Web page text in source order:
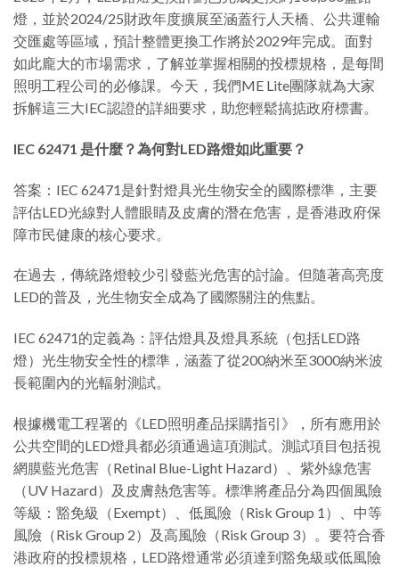
燈，並於2024/25財政年度擴展至涵蓋行人天橋、公共運輸
交匯處等區域，預計整體更換工作將於2029年完成。面對
如此龐大的市場需求，了解並掌握相關的投標規格，是每間
照明工程公司的必修課。今天，我們ME Lite團隊就為大家
拆解這三大IEC認證的詳細要求，助您輕鬆搞掂政府標書。
IEC 62471 是什麼？為何對LED路燈如此重要？
答案：IEC 62471是針對燈具光生物安全的國際標準，主要
評估LED光線對人體眼睛及皮膚的潛在危害，是香港政府保
障市民健康的核心要求。
在過去，傳統路燈較少引發藍光危害的討論。但隨著高亮度
LED的普及，光生物安全成為了國際關注的焦點。
IEC 62471的定義為：評估燈具及燈具系統（包括LED路
燈）光生物安全性的標準，涵蓋了從200納米至3000納米波
長範圍內的光輻射測試。
根據機電工程署的《LED照明產品採購指引》，所有應用於
公共空間的LED燈具都必須通過這項測試。測試項目包括視
網膜藍光危害（Retinal Blue-Light Hazard）、紫外線危害
（UV Hazard）及皮膚熱危害等。標準將產品分為四個風險
等級：豁免級（Exempt）、低風險（Risk Group 1）、中等
風險（Risk Group 2）及高風險（Risk Group 3）。要符合香
港政府的投標規格，LED路燈通常必須達到豁免級或低風險